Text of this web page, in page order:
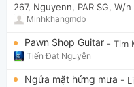
267, Nguyenn, PAR SG, W/n
Minhkhangmdb
Pawn Shop Guitar - Tim
Tiến Đạt Nguyễn
Ngửa mặt hứng mưa -